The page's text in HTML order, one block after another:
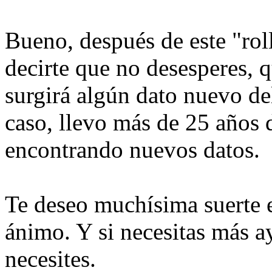
Bueno, después de este
decirte que no desesperes,
surgirá algún dato nuevo
caso, llevo más de 25
encontrando nuevos datos.
Te deseo muchísima
ánimo. Y si necesitas más
necesites.